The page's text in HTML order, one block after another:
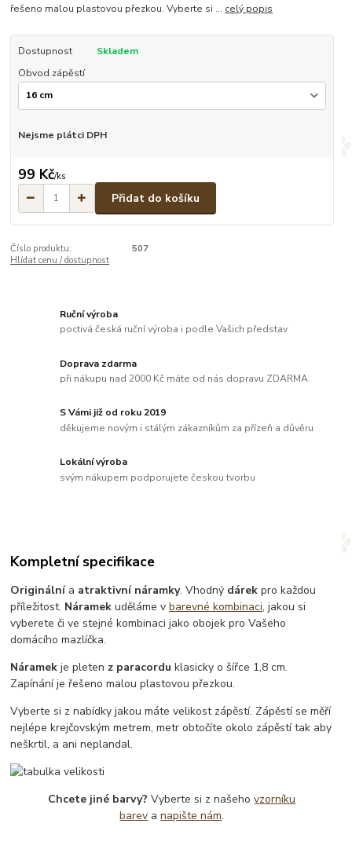
řešeno malou plastovou přezkou. Vyberte si ... celý popis
Dostupnost
Skladem
Obvod zápěstí
Nejsme plátci DPH
99 Kč/ks
Přidat do košíku
Číslo produktu:
507
Hlídat cenu / dostupnost
Ruční výroba
poctivá česká ruční výroba i podle Vašich představ
Doprava zdarma
při nákupu nad 2000 Kč máte od nás dopravu ZDARMA
S Vámi již od roku 2019
děkujeme novým i stálým zákazníkům za přízeň a důvěru
Lokální výroba
svým nákupem podporujete českou tvorbu
Kompletní specifikace
Originálnía atraktivní náramky. Vhodný dárek pro každou
příležitost. Náramek uděláme vbarevné kombinaci, jakou si
vyberete či ve stejné kombinaci jako obojek pro Vašeho
domácího mazlíčka.
Náramek je pleten z paracordu klasicky o šířce 1,8 cm.
Zapínání je řešeno malou plastovou přezkou.
Vyberte si z nabídky jakou máte velikost zápěstí. Zápěstí se měří
nejlépe krejčovským metrem, metr obtočíte okolo zápěstí tak aby
neškrtil, a ani neplandal.
Chcete jiné barvy? Vyberte si z našehovzorníku
barev anapište nám.